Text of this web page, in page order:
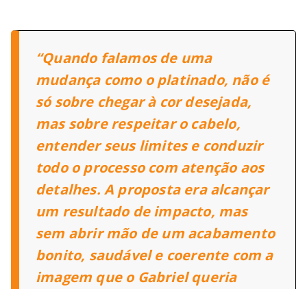
“Quando falamos de uma
mudança como o platinado, não é
só sobre chegar à cor desejada,
mas sobre respeitar o cabelo,
entender seus limites e conduzir
todo o processo com atenção aos
detalhes. A proposta era alcançar
um resultado de impacto, mas
sem abrir mão de um acabamento
bonito, saudável e coerente com a
imagem que o Gabriel queria